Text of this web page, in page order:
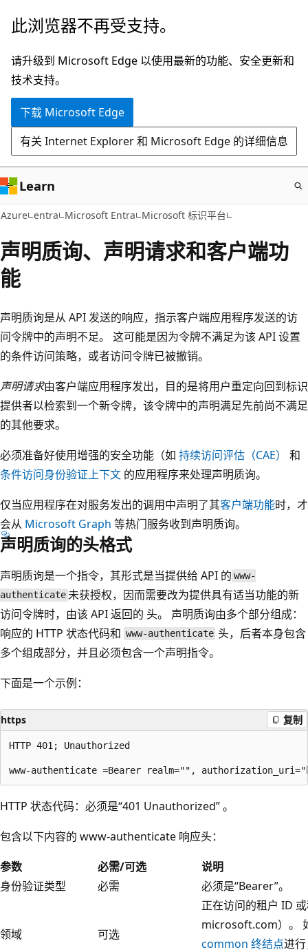
跳
主
要
内
此浏览器不再受支持。
请升级到 Microsoft Edge 以使用最新的功能、安全更新和
技术支持。
下载 Microsoft Edge
有关 Internet Explorer 和 Microsoft Edge 的详细信息
Learn
Azure entra Microsoft Entra Microsoft 标识平台
声明质询、声明请求和客户端功
能
声明质询是从 API 发送的响应，指示客户端应用程序发送的访
问令牌中的声明不足。 这可能是因为令牌不满足为该 API 设置
的条件访问策略，或者访问令牌已被撤销。
声明请求由客户端应用程序发出，目的是将用户重定向回到标识
提供者以检索到一个新令牌，该令牌中的声明满足先前尚不满足
的其他要求。
必须准备好使用增强的安全功能（如 持续访问评估（CAE）
和
条件访问身份验证上下文 的应用程序来处理声明质询。
仅当应用程序在对服务发出的调用中声明了其客户端功能时，才
会从 Microsoft Graph 等热门服务收到声明质询。
声明质询的头格式
声明质询是一个指令，其形式是当提供给 API 的 www-
authenticate未获授权，因而需要改为提供具有适当功能的新
访问令牌时，由该 API 返回的 头。 声明质询由多个部分组成：
响应的 HTTP 状态代码和 www-authenticate 头，后者本身包含
多个组成部分，并且必须包含一个声明指令。
下面是一个示例：
https 复制
HTTP 401; Unauthorized
HTTP 状态代码：必须是“401 Unauthorized” 。
包含以下内容的 www-authenticate 响应头：
参数
必需/可选
说明
身份验证类型
必需 必须是“Bearer”。
领域 可选
正在访问的租户 ID
microsoft.com）。
common 终结点进